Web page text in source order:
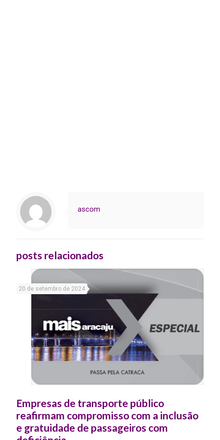
ascom
posts relacionados
20 de setembro de 2024
Empresas de transporte público
reafirmam compromisso com a inclusão
e gratuidade de passageiros com